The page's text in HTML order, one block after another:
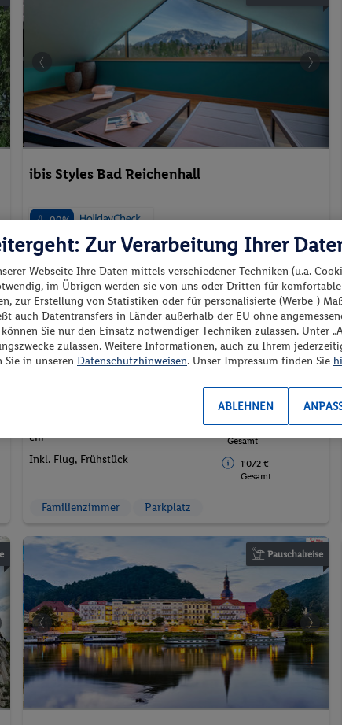
ibis Styles Bad Reichenhall
99%
Deutschland - Bayern - Bad Reichenhall
11.04.2027 - 16.04.2027
cm
Inkl. Flug, Frühstück
p.P. ab
500.95CHF
/ 1'001.89 CHF
Gesamt
1'072 €
Gesamt
Familienzimmer Parkplatz
Pauschalreise
Zur Verarbeitung Ihrer
Webseite Ihre Daten mittels verschiedener Techniken (u.a.
im Übrigen werden sie von uns oder Dritten für komfortable
zur Erstellung von Statistiken oder für personalisierte (Werbe-)
auch Datentransfers in Länder außerhalb der EU ohne
Sie nur den Einsatz notwendiger Techniken zulassen. Unter
zulassen. Weitere Informationen, auch zu Ihrem
in unseren Datenschutzhinweisen. Unser Impressum finden Sie
ABLEHNEN